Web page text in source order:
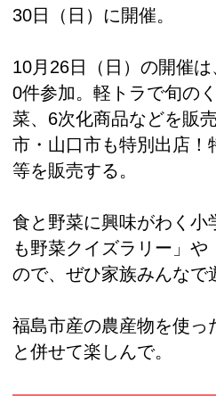
30日（日）に開催。
10月26日（日）の開催
0件参加。軽トラで旬の
菜、6次化商品などを販
市・山口市も特別出店！
等を販売する。
食と野菜に興味がわく小
も野菜クイズラリー」や
ので、ぜひ家族みんなで
福島市産の農産物を使っ
と併せて楽しんで。